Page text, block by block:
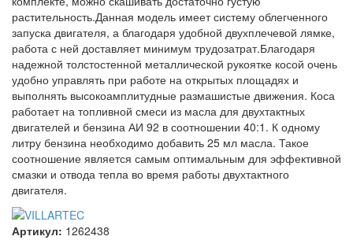
растительность.Данная модель имеет систему облегченного
запуска двигателя, а благодаря удобной двухплечевой лямке,
работа с ней доставляет минимум трудозатрат.Благодаря
надежной толстостенной металлической рукоятке косой очень
удобно управлять при работе на открытых площадях и
выполнять высокоамплитудные размашистые движения. Коса
работает на топливной смеси из масла для двухтактных
двигателей и бензина АИ 92 в соотношении 40:1. К одному
литру бензина необходимо добавить 25 мл масла. Такое
соотношение является самым оптимальным для эффективной
смазки и отвода тепла во время работы двухтактного
двигателя.
Артикул: 1262438